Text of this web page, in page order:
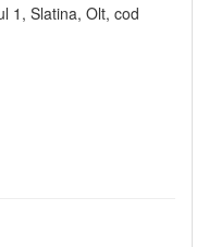
1, Slatina, Olt, cod